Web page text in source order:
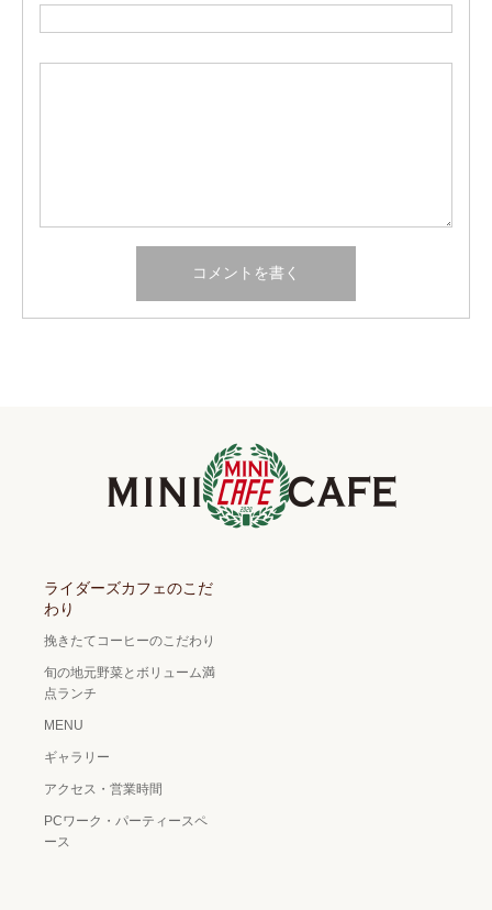
ライダーズカフェのこだ
わり
挽きたてコーヒーのこだわり
旬の地元野菜とボリューム満
点ランチ
MENU
ギャラリー
アクセス・営業時間
PCワーク・パーティースペ
ース